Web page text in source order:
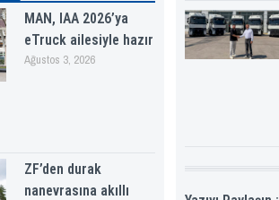
MAN, IAA 2026’ya
eTruck ailesiyle hazır
Ağustos 3, 2026
ZF’den durak
nanevrasına akıllı